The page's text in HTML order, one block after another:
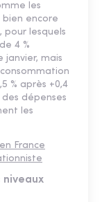
les
bien encore
pour lesquels
4 %
janvier, mais
% après +0,4
dépenses
les
France
niveaux